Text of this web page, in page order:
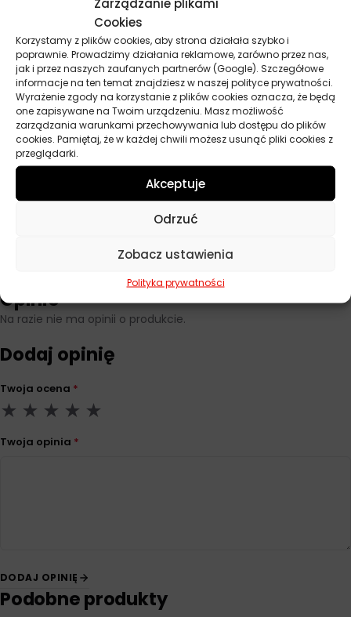
Cookies
Korzystamy z plików cookies, aby strona działała szybko i
poprawnie. Prowadzimy działania reklamowe, zarówno przez nas,
jak i przez naszych zaufanych partnerów (Google). Szczegółowe
informacje na ten temat znajdziesz w naszej polityce prywatności.
Wyrażenie zgody na korzystanie z plików cookies oznacza, że będą
one zapisywane na Twoim urządzeniu. Masz możliwość
zarządzania warunkami przechowywania lub dostępu do plików
cookies. Pamiętaj, że w każdej chwili możesz usunąć pliki cookies z
przeglądarki.
Akceptuje
Odrzuć
Zobacz ustawienia
Polityka prywatności
Przeznaczony do silników wysokoprężnych spalających paliwa
Odpowiedni do zastosowań morskich oraz stacjonarnej
produkcji energii przy użyciu ciężkich paliw.
Parametry techniczne
Producent Texaco
Pojemność
SAE 40
Opinie
Na razie nie ma opinii o produkcie.
Dodaj opinię
Twoja ocena *
Twoja opinia *
DODAJ OPINIĘ
Podobne produkty